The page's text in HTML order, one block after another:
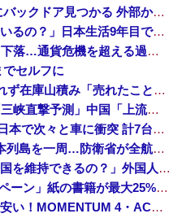
中国Zbtlink製ルーター20機種にバックドア見つかる 外部から完全制御のおそれ
「中国人ってこんなに嫌われているの？」日本生活9年目で明かす本心！
【韓国株】 7月のKOSPI 28.9％下落…通貨危機を超える過去最大の下げ幅
でセルフに
中国、止められないEV製造 売れず在庫山積み「売れたこと」にして補助金を騙し取る事案を思いつきが横行
中国「台風接近！」台風13号「三峡直撃予測」中国「上流大洪水！（三峡上流」中国都市「8/5の映像（動画」三峡ダム「緊急放流（決壊危機」中国「下流大水害（震え声」→
韓国人インフルエンサー(49)、日本で次々と車に衝突 計7台巻き込み 八王子
中国とロシア海軍艦艇4隻が日本列島を一周…防衛省が全航路を公開！
「あきれてモノが言えない」「国を維持できるの？」外国人の永住許可要件の厳格化で在日中国人の本音は？
Amazon「夏のポイントキャンペーン」紙の書籍が最大25%ポイント還元 対象と条件を整理（2026年7月）
ゼンハイザーがプライムデーで安い！MOMENTUM 4・ACCENTUMなど対象モデルまとめ！